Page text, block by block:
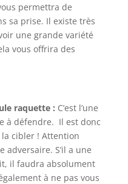
permettra de
sa prise. Il existe très
une grande variété
vous offrira des
raquette : C’est l’une
à défendre. Il est donc
cibler ! Attention
adversaire. S’il a une
il faudra absolument
à ne pas vous